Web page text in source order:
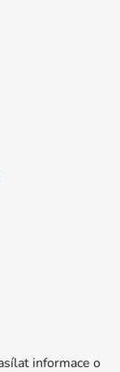
informace o